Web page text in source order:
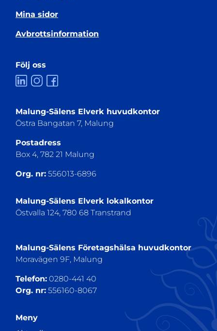
Malung-Sälens Elverk huvudkontor
Östra Bangatan 7, Malung
Postadress
Box 4, 782 21 Malung
Org. nr: 556013-6896
Malung-Sälens Elverk lokalkontor
Östvalla 124, 780 68 Transtrand
Malung-Sälens Företagshälsa huvudkontor
Moravägen 9F, Malung
Telefon: 0280-441 40
Org. nr: 556160-8067
Meny
Mina sidor
Avbrottsinformation
Följ oss